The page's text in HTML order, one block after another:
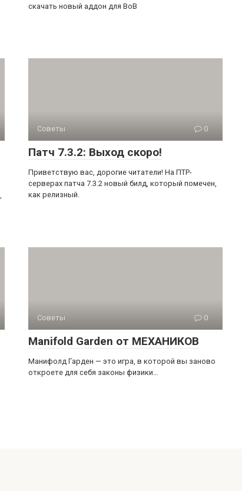
скачать новый аддон для ВоВ
Советы 0
Патч 7.3.2: Выход скоро!
Приветствую вас, дорогие читатели! На ПТР-
серверах патча 7.3.2 новый билд, который помечен,
как релизный.
Советы 0
Manifold Garden от МЕХАНИКОВ
Манифолд Гарден — это игра, в которой вы заново
откроете для себя законы физики…